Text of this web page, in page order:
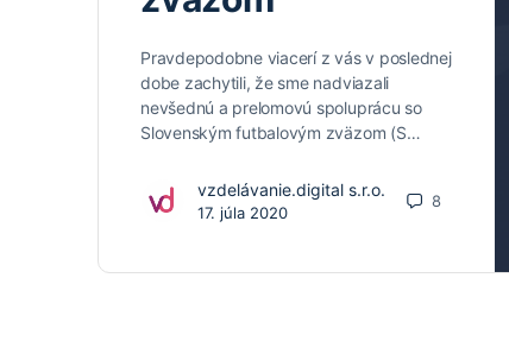
Pravdepodobne viacerí z vás v poslednej
dobe zachytili, že sme nadviazali
nevšednú a prelomovú spoluprácu so
Slovenským futbalovým zväzom (S…
vzdelávanie.digital s.r.o.
17. júla 2020
8